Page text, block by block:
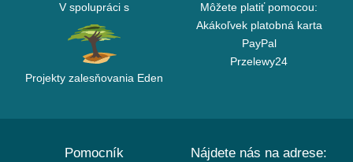
V spolupráci s
Projekty zalesňovania Eden
Môžete platiť pomocou:
Akákoľvek platobná karta
PayPal
Przelewy24
Pomocník Nájdete nás na adrese: